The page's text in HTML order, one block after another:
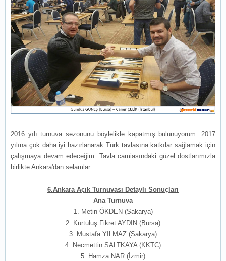
2016 yılı turnuva sezonunu böylelikle kapatmış bulunuyorum. 2017
yılına çok daha iyi hazırlanarak Türk tavlasına katkılar sağlamak için
çalışmaya devam edeceğim. Tavla camiasındaki güzel dostlarımızla
birlikte Ankara'dan selamlar...
6.Ankara Açık Turnuvası Detaylı Sonuçları
Ana Turnuva
1. Metin ÖKDEN (Sakarya)
2. Kurtuluş Fikret AYDIN (Bursa)
3. Mustafa YILMAZ (Sakarya)
4. Necmettin SALTKAYA (KKTC)
5. Hamza NAR (İzmir)